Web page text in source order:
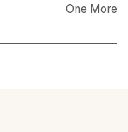
One More